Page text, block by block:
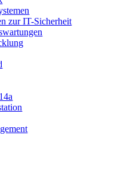
zur IT-Sicherheit